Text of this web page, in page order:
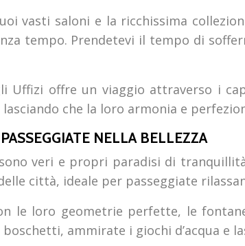
vasti saloni e la ricchissima
tempo. Prendetevi il tempo di
Uffizi offre un viaggio attraverso i
lasciando che la loro armonia e
NELLA BELLEZZA
veri e propri paradisi di
città, ideale per passeggiate
le loro geometrie perfette, le
ammirate i giochi d’acqua e